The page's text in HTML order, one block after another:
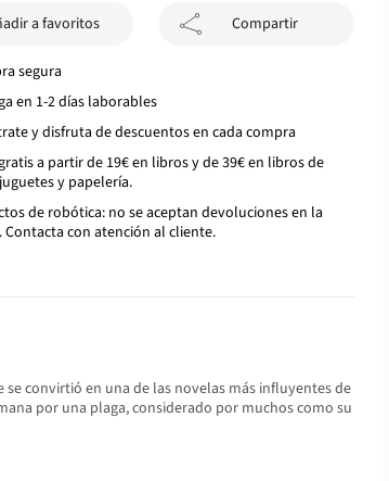
a favoritos Compartir
segura
en 1-2 días laborables
y disfruta de descuentos en cada compra
a partir de 19€ en libros y de 39€ en libros de
y papelería.
de robótica: no se aceptan devoluciones en la
Contacta con atención al cliente.
se convirtió en una de las novelas más influyentes de
por una plaga, considerado por muchos como su